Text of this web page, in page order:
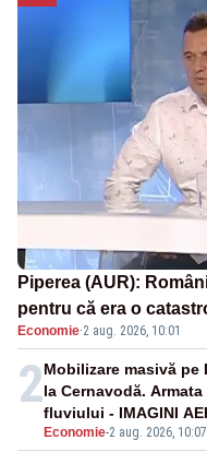
Piperea (AUR):
pentru că era o
pensii
Economie·2 aug. 2026, 10:01
2
Economie-2 aug. 2026, 10:07
Mobilizare masivă
la Cernavodă.
fluviului - IMAGINI